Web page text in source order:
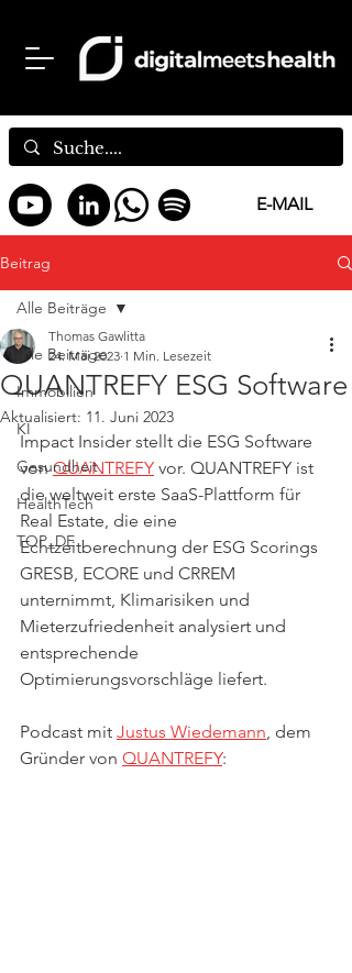
E-MAIL
Beitrag
Alle Beiträge
Immobilien
KI
Gesundheit
HealthTech
TOP_DE
Alle Beiträge
QUANTREFY ESG Software
Thomas Gawlitta
24. Mai 2023 1 Min. Lesezeit
Aktualisiert: 11. Juni 2023
Impact Insider stellt die ESG Software
von QUANTREFY vor. QUANTREFY ist
die weltweit erste SaaS-Plattform für
Real Estate, die eine
Echtzeitberechnung der ESG Scorings
GRESB, ECORE und CRREM
unternimmt, Klimarisiken und
Mieterzufriedenheit analysiert und
entsprechende
Optimierungsvorschläge liefert.
Podcast mit Justus Wiedemann, dem
Gründer von QUANTREFY: